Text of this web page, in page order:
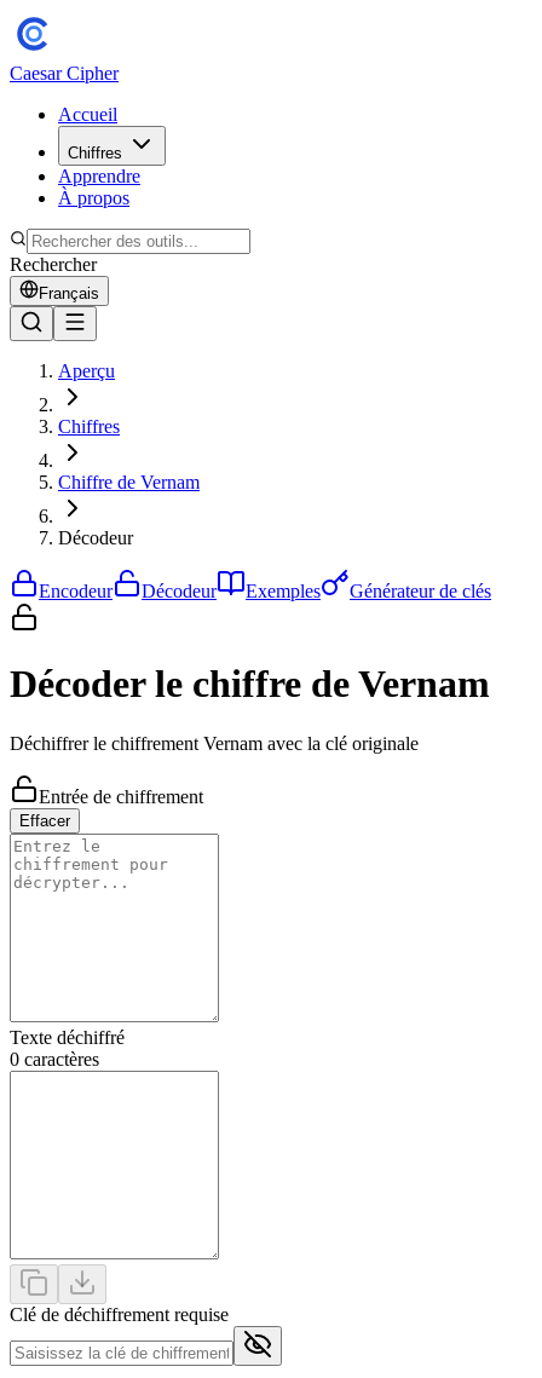
Caesar Cipher
Accueil
Chiffres
Apprendre
À propos
Rechercher
Français
Aperçu
Chiffres
Chiffre de Vernam
Décodeur
Encodeur Décodeur Exemples Générateur de clés
Décoder le chiffre de Vernam
Déchiffrer le chiffrement Vernam avec la clé originale
Entrée de chiffrement
Effacer
Texte déchiffré
0 caractères
Clé de déchiffrement requise